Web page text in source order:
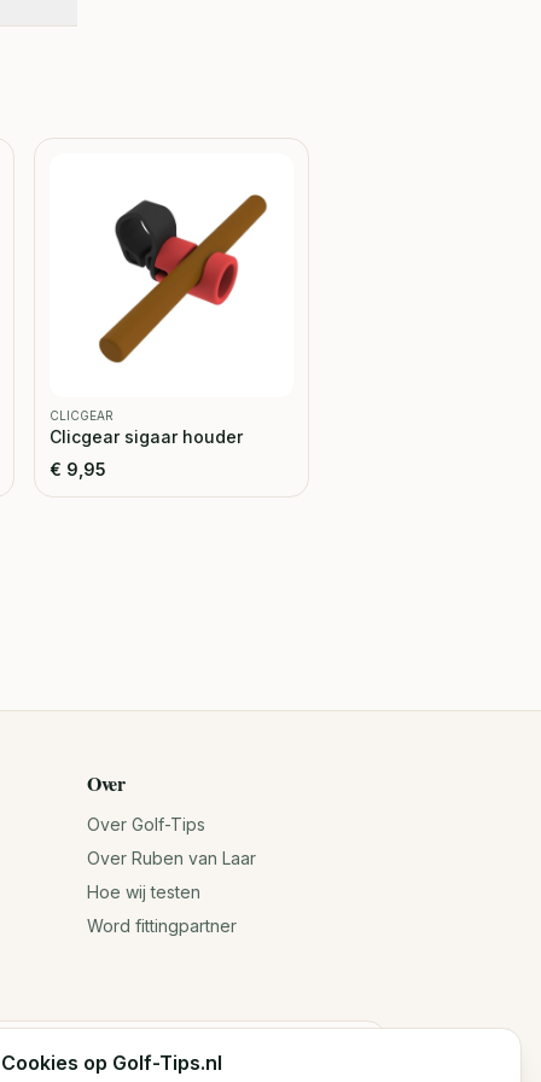
CLICGEAR
Clicgear sigaar houder
€ 9,95
Over
Over Golf-Tips
Over Ruben van Laar
Hoe wij testen
Word fittingpartner
antwoorden. Voor exacte specificaties
Cookies op Golf-Tips.nl